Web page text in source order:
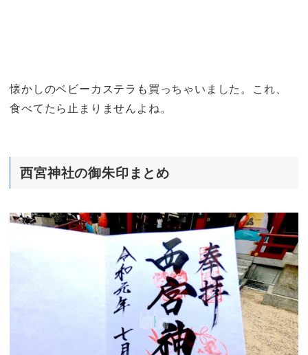
懐かしのベビーカステラも買っちゃいました。これ、
食べてたら止まりませんよね。
西宮神社の御朱印まとめ